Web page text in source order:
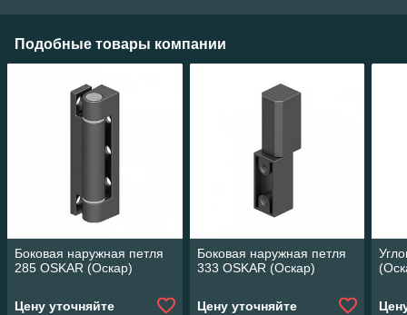
Подобные товары компании
Боковая наружная петля
285 OSKAR (Оскар)
Цену уточняйте
Боковая наружная петля
333 OSKAR (Оскар)
Цену уточняйте